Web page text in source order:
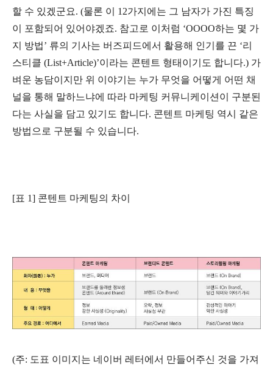
할 수 있겠군요. (물론 이 12가지에는 그 남자가 가진 특징
이 포함되어 있어야겠죠. 참고로 이처럼 ‘OOOO하는 몇 가
지 방법’ 류의 기사는 버즈피드에서 활용해 인기를 끈 ‘리
스티클 (List+Article)’이라는 콘텐트 형태이기도 합니다.) 가
벼운 농담이지만 위 이야기는 누가 무엇을 어떻게 어떤 채
널을 통해 말하느냐에 따라 마케팅 커뮤니케이션이 구분된
다는 사실을 담고 있기도 합니다. 콘텐트 마케팅 역시 같은
방법으로 구분될 수 있습니다.
[표 1] 콘텐트 마케팅의 차이
(주: 도표 이미지는 네이버 레터에서 만들어주신 것을 가져